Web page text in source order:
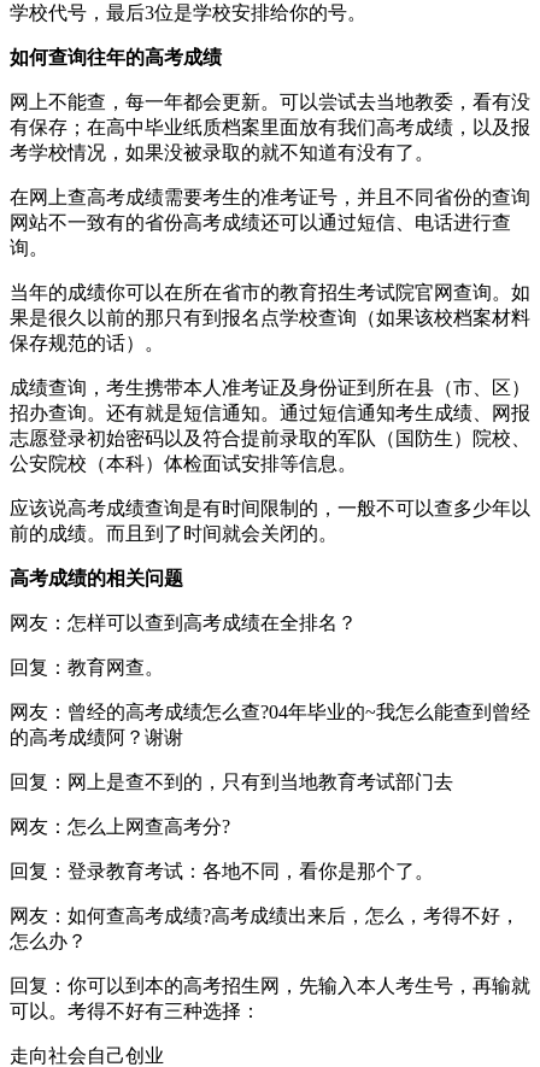
学校代号，最后3位是学校安排给你的号。
如何查询往年的高考成绩
网上不能查，每一年都会更新。可以尝试去当地教委，看有没
有保存；在高中毕业纸质档案里面放有我们高考成绩，以及报
考学校情况，如果没被录取的就不知道有没有了。
在网上查高考成绩需要考生的准考证号，并且不同省份的查询
网站不一致有的省份高考成绩还可以通过短信、电话进行查
询。
当年的成绩你可以在所在省市的教育招生考试院官网查询。如
果是很久以前的那只有到报名点学校查询（如果该校档案材料
保存规范的话）。
成绩查询，考生携带本人准考证及身份证到所在县（市、区）
招办查询。还有就是短信通知。通过短信通知考生成绩、网报
志愿登录初始密码以及符合提前录取的军队（国防生）院校、
公安院校（本科）体检面试安排等信息。
应该说高考成绩查询是有时间限制的，一般不可以查多少年以
前的成绩。而且到了时间就会关闭的。
高考成绩的相关问题
网友：怎样可以查到高考成绩在全排名？
回复：教育网查。
网友：曾经的高考成绩怎么查?04年毕业的~我怎么能查到曾经
的高考成绩阿？谢谢
回复：网上是查不到的，只有到当地教育考试部门去
网友：怎么上网查高考分?
回复：登录教育考试：各地不同，看你是那个了。
网友：如何查高考成绩?高考成绩出来后，怎么，考得不好，
怎么办？
回复：你可以到本的高考招生网，先输入本人考生号，再输就
可以。考得不好有三种选择：
走向社会自己创业